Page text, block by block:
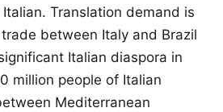
Translation demand is
between Italy and Brazil
Italian diaspora in
million people of Italian
Mediterranean